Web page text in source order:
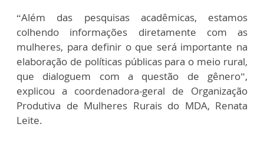
“Além das pesquisas acadêmicas, estamos
colhendo informações diretamente com as
mulheres, para definir o que será importante na
elaboração de políticas públicas para o meio rural,
que dialoguem com a questão de gênero”,
explicou a coordenadora-geral de Organização
Produtiva de Mulheres Rurais do MDA, Renata
Leite.